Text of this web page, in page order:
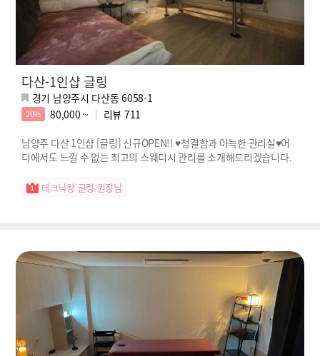
다산-1인샵 글링
경기 남양주시 다산동 6058-1
20% 80,000 ~ 리뷰 711
남양주 다산 1인샵 [글링] 신규OPEN!! ♥청결함과 아늑한 관리실♥어
디에서도 느낄 수 없는 최고의 스웨디시 관리를 소개해드리겠습니다.
테크닉왕 글링 원장님